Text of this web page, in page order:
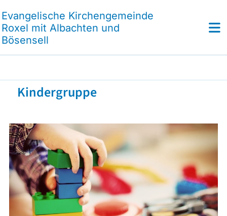
Evangelische Kirchengemeinde
Roxel mit Albachten und
Bösensell
Kindergruppe